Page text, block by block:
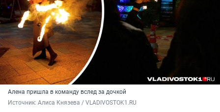
Алена пришла в команду вслед за дочкой
Источник: Алиса Князева / VLADIVOSTOK1.RU